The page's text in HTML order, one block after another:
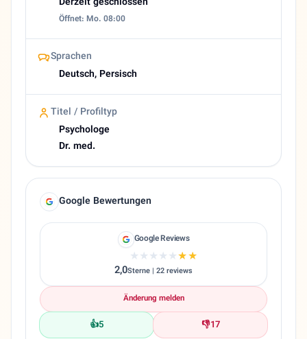
Öffnet: Mo. 08:00
Sprachen
Deutsch, Persisch
Titel / Profiltyp
Psychologe
Dr. med.
Google Bewertungen
Google Reviews
★★★★★★★★★★
2,0Sterne | 22 reviews
Änderung melden
👍5 👎17